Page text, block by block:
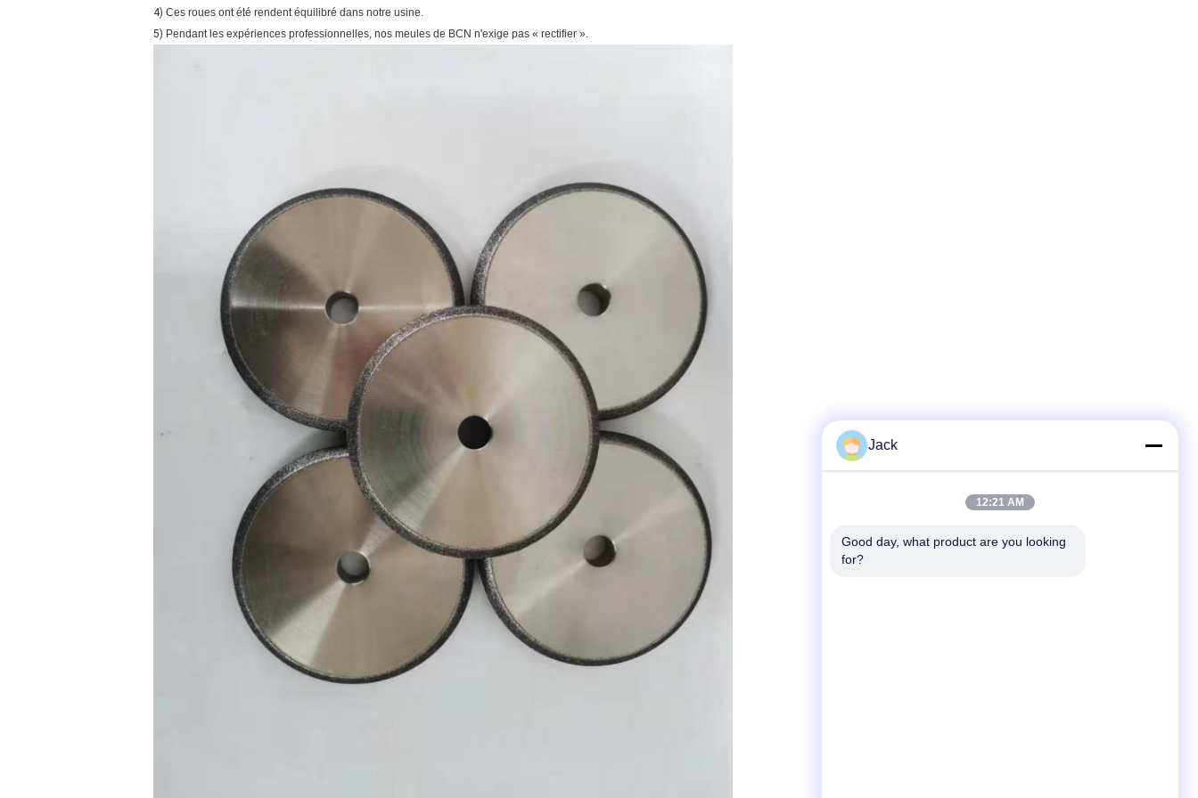
4) Ces roues ont été rendent équilibré dans notre usine.
5) Pendant les expériences professionnelles, nos meules de BCN n'exige pas « rectifier ».
Jack
12:21 AM
Good day, what product are you looking
for?